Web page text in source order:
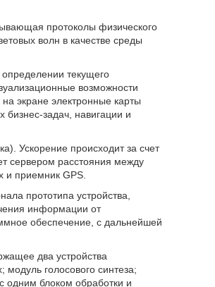
протоколы физического
волн в качестве среды
текущего
возможности
экране электронные карты
бизнес-задач, навигации и
Ускорение происходит за счет
сервером расстояния между
и приемник GPS.
прототипа устройства,
информации от
обеспечение, с дальнейшей
два устройства
голосового синтеза;
одним блоком обработки и